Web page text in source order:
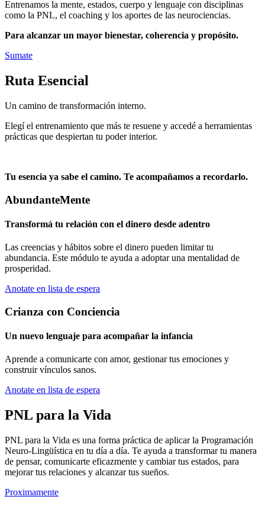
Entrenamos la mente, estados, cuerpo y lenguaje con disciplinas
como la PNL, el coaching y los aportes de las neurociencias.
Para alcanzar un mayor bienestar, coherencia y propósito.
Sumate
Ruta Esencial
Un camino de transformación interno.
Elegí el entrenamiento que más te resuene y accedé a herramientas
prácticas que despiertan tu poder interior.
Tu esencia ya sabe el camino. Te acompañamos a recordarlo.
AbundanteMente
Transformá tu relación con el dinero desde adentro
Las creencias y hábitos sobre el dinero pueden limitar tu
abundancia. Este módulo te ayuda a adoptar una mentalidad de
prosperidad.
Anotate en lista de espera
Crianza con Conciencia
Un nuevo lenguaje para acompañar la infancia
Aprende a comunicarte con amor, gestionar tus emociones y
construir vínculos sanos.
Anotate en lista de espera
PNL para la Vida
PNL para la Vida es una forma práctica de aplicar la Programación
Neuro-Lingüística en tu día a día. Te ayuda a transformar tu manera
de pensar, comunicarte eficazmente y cambiar tus estados, para
mejorar tus relaciones y alcanzar tus sueños.
Proximamente